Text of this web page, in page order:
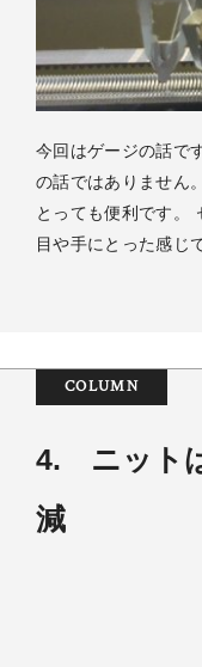
今回はゲージの話で
の話ではありません
とっても便利です。
目や手にとった感じ
COLUMN
4. ニット
減